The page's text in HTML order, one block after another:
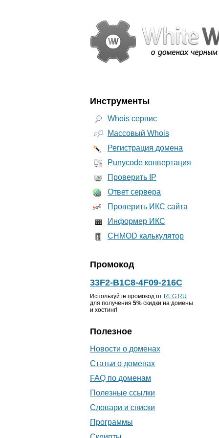
Инструменты
Whois сервис
Массовый Whois
Регистрация домена
Punycode конвертация
Проверить IP
Ответ сервера
Проверить ИКС сайта
Информер ИКС
CHMOD калькулятор
Промокод
33F2-B1C8-4F09-216C
Используйте промокод от REG.RU
для получения 5% скидки на домены
и хостинг!
Полезное
Новости о доменах
Статьи о доменах
FAQ по доменам
Полезные ссылки
Словари и списки
Программы